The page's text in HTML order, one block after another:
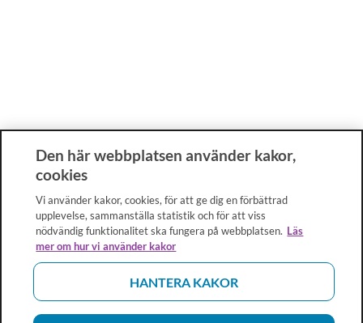
Den här webbplatsen använder kakor,
cookies
Vi använder kakor, cookies, för att ge dig en förbättrad
upplevelse, sammanställa statistik och för att viss
nödvändig funktionalitet ska fungera på webbplatsen. Läs
mer om hur vi använder kakor
HANTERA KAKOR